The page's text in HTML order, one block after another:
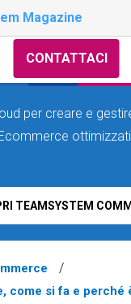
Magazine
CONTATTACI
per creare e
TEAMSYSTEM
come si fa e perché